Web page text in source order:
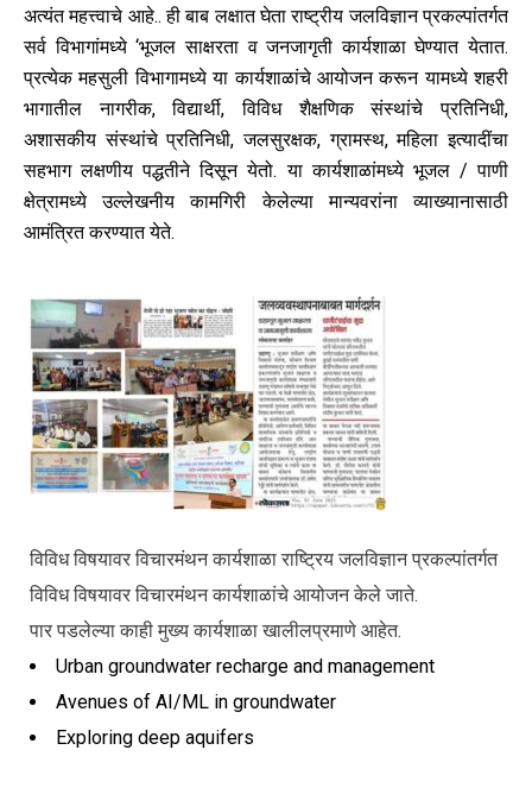
अत्यंत महत्त्वाचे आहे.. ही बाब लक्षात घेता राष्ट्रीय जलविज्ञान प्रकल्पांतर्गत
सर्व विभागांमध्ये ‘भूजल साक्षरता व जनजागृती कार्यशाळा घेण्यात येतात.
प्रत्येक महसुली विभागामध्ये या कार्यशाळांचे आयोजन करून यामध्ये शहरी
भागातील नागरीक, विद्यार्थी, विविध शैक्षणिक संस्थांचे प्रतिनिधी,
अशासकीय संस्थांचे प्रतिनिधी, जलसुरक्षक, ग्रामस्थ, महिला इत्यादींचा
सहभाग लक्षणीय पद्धतीने दिसून येतो. या कार्यशाळांमध्ये भूजल / पाणी
क्षेत्रामध्ये उल्लेखनीय कामगिरी केलेल्या मान्यवरांना व्याख्यानासाठी
आमंत्रित करण्यात येते.
विविध विषयावर विचारमंथन कार्यशाळा राष्ट्रिय जलविज्ञान प्रकल्पांतर्गत
विविध विषयावर विचारमंथन कार्यशाळांचे आयोजन केले जाते.
पार पडलेल्या काही मुख्य कार्यशाळा खालीलप्रमाणे आहेत.
Urban groundwater recharge and management
Avenues of AI/ML in groundwater
Exploring deep aquifers